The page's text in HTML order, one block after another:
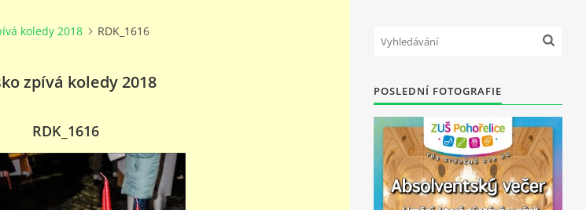
koledy 2018 RDK_1616
zpívá koledy 2018
RDK_1616
POSLEDNÍ FOTOGRAFIE